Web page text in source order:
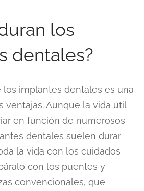
los
dentales?
los implantes dentales es una
ventajas. Aunque la vida útil
en función de numerosos
dentales suelen durar
la vida con los cuidados
con los puentes y
convencionales, que